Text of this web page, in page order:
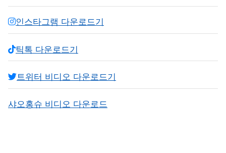
인스타그램 다운로드기
틱톡 다운로드기
트위터 비디오 다운로드기
샤오홍슈 비디오 다운로드